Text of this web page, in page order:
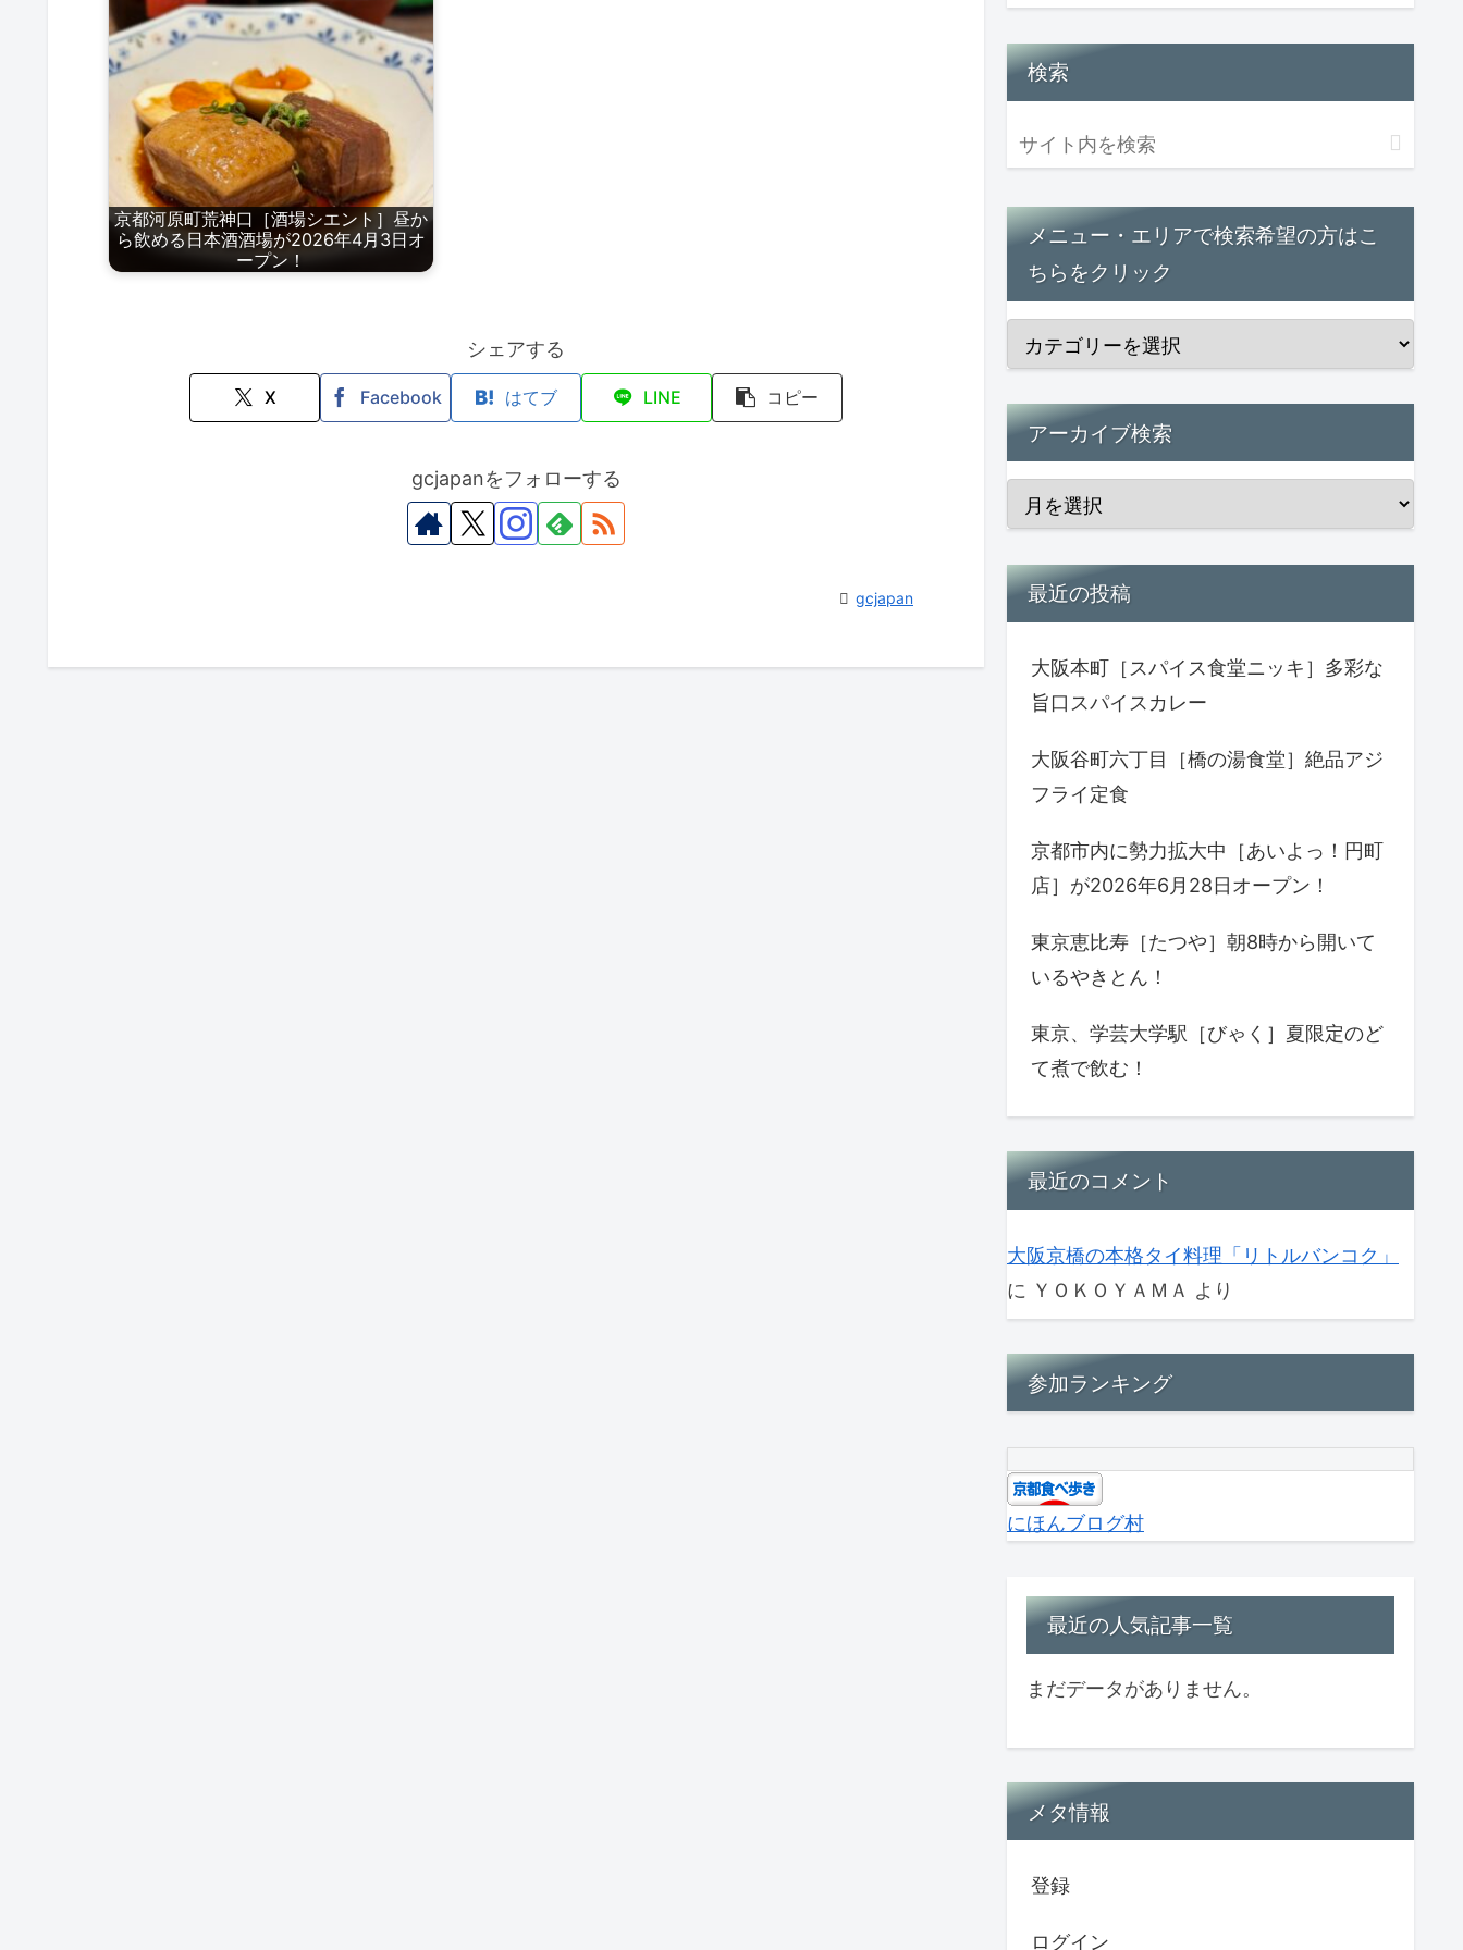
京都河原町荒神口［酒場シエント］昼か
ら飲める日本酒酒場が2026年4月3日オ
ープン！
シェアする
X Facebook はてブ LINE コピー
gcjapanをフォローする
gcjapan
検索
メニュー・エリアで検索希望の方はこ
ちらをクリック
アーカイブ検索
最近の投稿
大阪本町［スパイス食堂ニッキ］多彩な
旨口スパイスカレー
大阪谷町六丁目［橋の湯食堂］絶品アジ
フライ定食
京都市内に勢力拡大中［あいよっ！円町
店］が2026年6月28日オープン！
東京恵比寿［たつや］朝8時から開いて
いるやきとん！
東京、学芸大学駅［びゃく］夏限定のど
て煮で飲む！
最近のコメント
大阪京橋の本格タイ料理「リトルバンコク」
に ＹＯＫＯＹＡＭＡ より
参加ランキング
にほんブログ村
最近の人気記事一覧
まだデータがありません。
メタ情報
登録
ログイン